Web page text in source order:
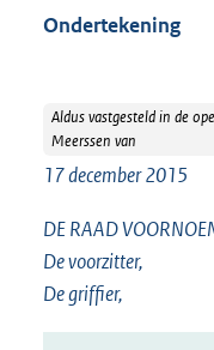
Ondertekening
Aldus vastgesteld in de
Meerssen van
17 december 2015
DE RAAD
De voorzitter,
De griffier,